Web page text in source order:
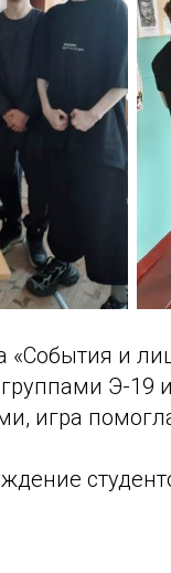
«События и
Э-19
игра